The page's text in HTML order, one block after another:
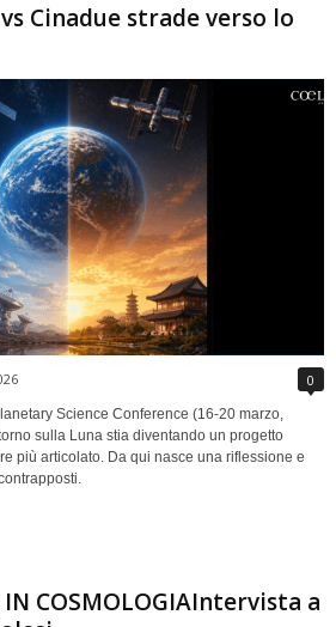
Cinadue strade verso lo
0
Science Conference (16-20 marzo,
sulla Luna stia diventando un progetto
più articolato. Da qui nasce una riflessione e
IN COSMOLOGIAIntervista a